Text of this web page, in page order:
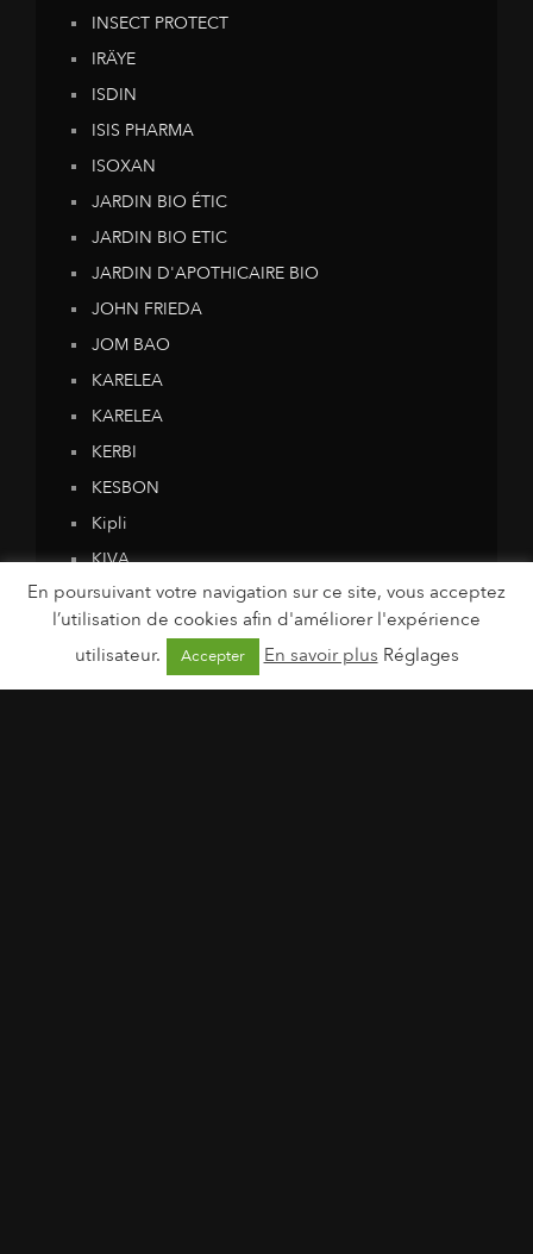
INSECT PROTECT
IRÄYE
ISDIN
ISIS PHARMA
ISOXAN
JARDIN BIO ÉTIC
JARDIN BIO ETIC
JARDIN D'APOTHICAIRE BIO
JOHN FRIEDA
JOM BAO
KARELEA
KARELEA
KERBI
KESBON
Kipli
KIVA
Krokola
Krokola
L'Alchimiste
En poursuivant votre navigation sur ce site, vous acceptez
l’utilisation de cookies afin d'améliorer l'expérience
utilisateur.
Accepter En savoir plus Réglages